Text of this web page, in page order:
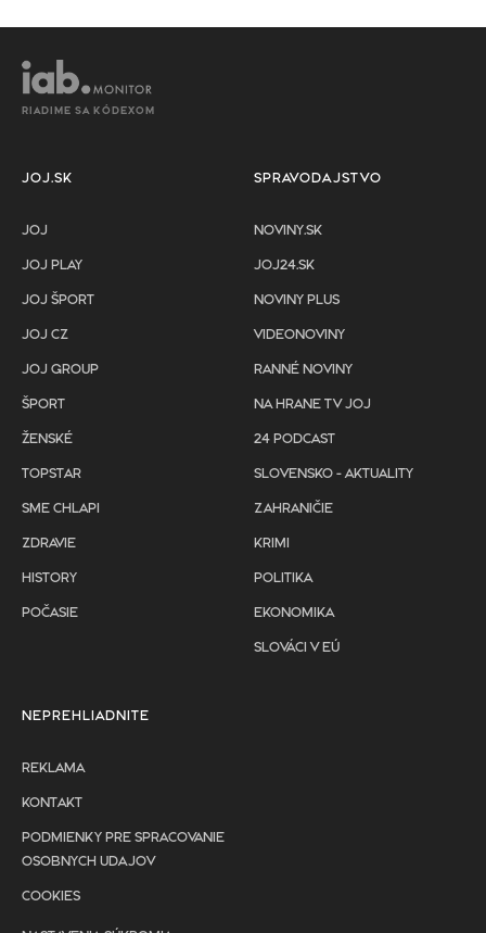
RIADIME SA KÓDEXOM
JOJ.SK
JOJ
JOJ PLAY
JOJ ŠPORT
JOJ CZ
JOJ GROUP
ŠPORT
ŽENSKÉ
TOPSTAR
SME CHLAPI
ZDRAVIE
HISTORY
POČASIE
SPRAVODAJSTVO
NOVINY.SK
JOJ24.SK
NOVINY PLUS
VIDEONOVINY
RANNÉ NOVINY
NA HRANE TV JOJ
24 PODCAST
SLOVENSKO - AKTUALITY
ZAHRANIČIE
KRIMI
POLITIKA
EKONOMIKA
SLOVÁCI V EÚ
NEPREHLIADNITE
REKLAMA
KONTAKT
PODMIENKY PRE SPRACOVANIE
OSOBNYCH UDAJOV
COOKIES